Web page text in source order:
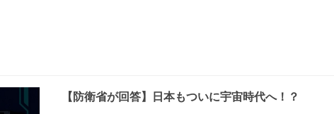
【防衛省が回答】日本もついに宇宙時代へ！？